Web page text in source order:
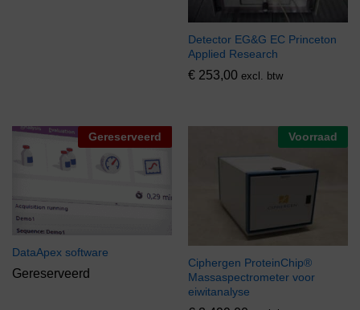
Detector EG&G EC Princeton
Applied Research
€ 253,00 excl. btw
Gereserveerd
DataApex software
Gereserveerd
Voorraad
Ciphergen ProteinChip®
Massaspectrometer voor
eiwitanalyse